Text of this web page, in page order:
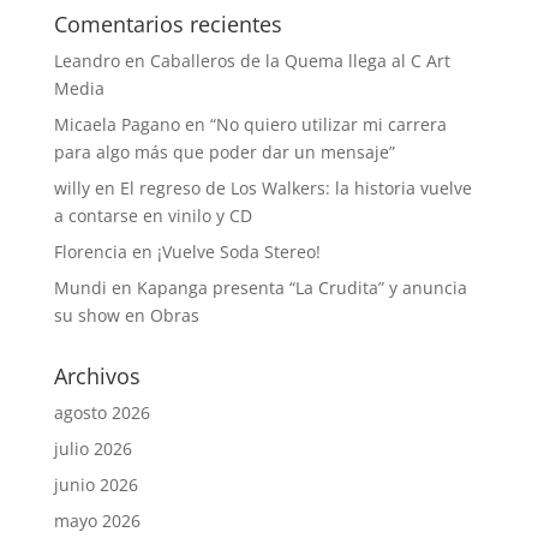
Comentarios recientes
Leandroen Caballeros de la Quema llega al C Art
Media
Micaela Paganoen “No quiero utilizar mi carrera
para algo más que poder dar un mensaje”
willyen El regreso de Los Walkers: la historia vuelve
a contarse en vinilo y CD
Florencia en ¡Vuelve Soda Stereo!
Mundi en Kapanga presenta “La Crudita” y anuncia
su show en Obras
Archivos
agosto 2026
julio 2026
junio 2026
mayo 2026